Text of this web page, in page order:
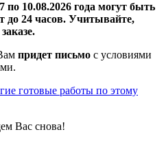
10.08.2026 года могут быть
до 24 часов. Учитывайте,
придет письмо с условиями
готовые работы по этому
Вас снова!